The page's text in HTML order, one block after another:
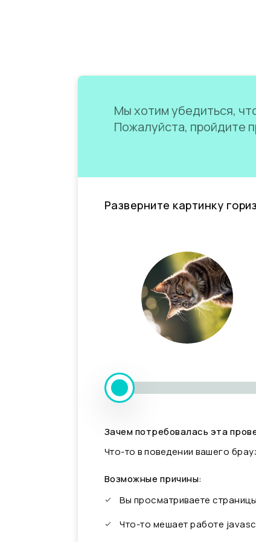
Мы хотим убедиться,
Пожалуйста, пройдите
Разверните картинку
Зачем потребовалась эта
Что-то в поведении вашего
Возможные причины:
Вы просматриваете
Что-то мешает работе